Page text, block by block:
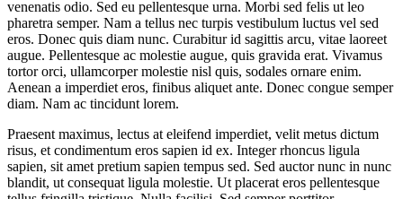
venenatis odio. Sed eu pellentesque urna. Morbi sed felis ut leo
pharetra semper. Nam a tellus nec turpis vestibulum luctus vel sed
eros. Donec quis diam nunc. Curabitur id sagittis arcu, vitae laoreet
augue. Pellentesque ac molestie augue, quis gravida erat. Vivamus
tortor orci, ullamcorper molestie nisl quis, sodales ornare enim.
Aenean a imperdiet eros, finibus aliquet ante. Donec congue semper
diam. Nam ac tincidunt lorem.
Praesent maximus, lectus at eleifend imperdiet, velit metus dictum
risus, et condimentum eros sapien id ex. Integer rhoncus ligula
sapien, sit amet pretium sapien tempus sed. Sed auctor nunc in nunc
blandit, ut consequat ligula molestie. Ut placerat eros pellentesque